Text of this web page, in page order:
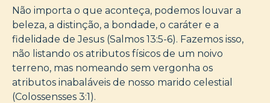
Não importa o que aconteça, podemos louvar a
beleza, a distinção, a bondade, o caráter e a
fidelidade de Jesus (Salmos 13:5-6). Fazemos isso,
não listando os atributos físicos de um noivo
terreno, mas nomeando sem vergonha os
atributos inabaláveis de nosso marido celestial
(Colossensses 3:1).